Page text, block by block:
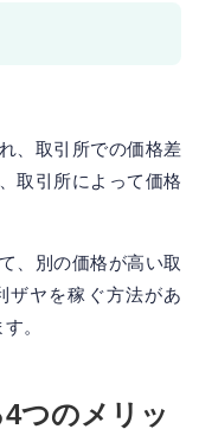
、取引所での価格差
取引所によって価格
、別の価格が高い取
ザヤを稼ぐ方法があ
。
つのメリッ